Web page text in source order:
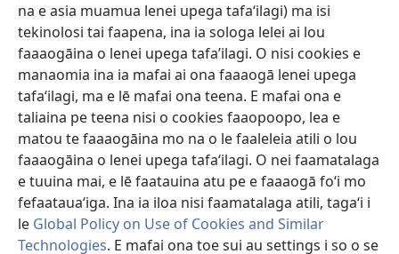
na e asia muamua lenei upega tafaʻilagi) ma isi
tekinolosi tai faapena, ina ia sologa lelei ai lou
faaaogāina o lenei upega tafa’ilagi. O nisi cookies e
manaomia ina ia mafai ai ona faaaogā lenei upega
tafaʻilagi, ma e lē mafai ona teena. E mafai ona e
taliaina pe teena nisi o cookies faaopoopo, lea e
matou te faaaogāina mo na o le faaleleia atili o lou
faaaogāina o lenei upega tafaʻilagi. O nei faamatalaga
e tuuina mai, e lē faatauina atu pe e faaaogā foʻi mo
fefaatauaʻiga. Ina ia iloa nisi faamatalaga atili, tagaʻi i
le Global Policy on Use of Cookies and Similar
Technologies. E mafai ona toe sui au settings i so o se
(tatala
se
isi
polokalame)
Lomiga Faale-Tusi Paia I LE INITANETI™
(tatala
se
isi
polokalame)
JW Hub
(tatala
se
isi
polokalame)
App o le JW Library
Copyright© 2026 Watch Tower Bible and Tract Society of Pennsylvania.